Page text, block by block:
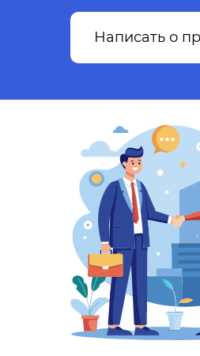
Написать о